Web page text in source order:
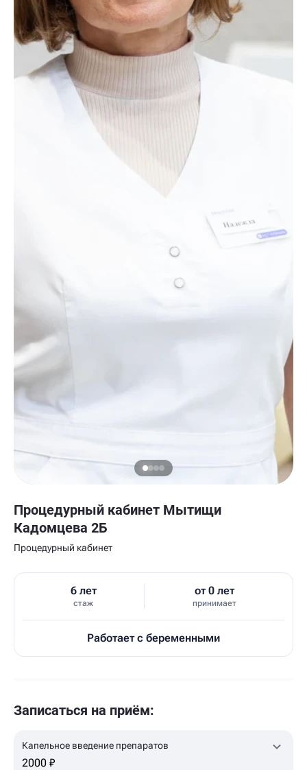
Процедурный кабинет Мытищи
Кадомцева 2Б
Процедурный кабинет
6 лет
стаж
от 0 лет
принимает
Работает с беременными
Записаться на приём:
Капельное введение препаратов
2000 ₽